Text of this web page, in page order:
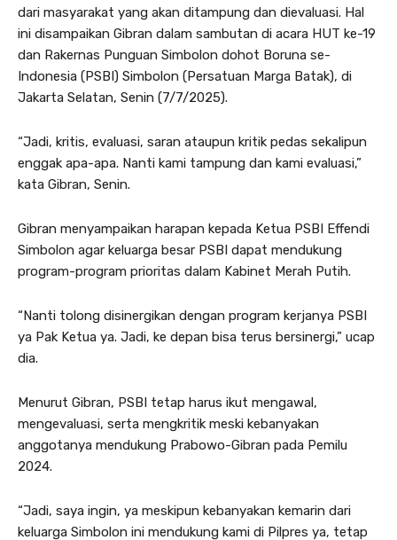
dari masyarakat yang akan ditampung dan dievaluasi. Hal
ini disampaikan Gibran dalam sambutan di acara HUT ke-19
dan Rakernas Punguan Simbolon dohot Boruna se-
Indonesia (PSBI) Simbolon (Persatuan Marga Batak), di
Jakarta Selatan, Senin (7/7/2025).
“Jadi, kritis, evaluasi, saran ataupun kritik pedas sekalipun
enggak apa-apa. Nanti kami tampung dan kami evaluasi,”
kata Gibran, Senin.
Gibran menyampaikan harapan kepada Ketua PSBI Effendi
Simbolon agar keluarga besar PSBI dapat mendukung
program-program prioritas dalam Kabinet Merah Putih.
“Nanti tolong disinergikan dengan program kerjanya PSBI
ya Pak Ketua ya. Jadi, ke depan bisa terus bersinergi,” ucap
dia.
Menurut Gibran, PSBI tetap harus ikut mengawal,
mengevaluasi, serta mengkritik meski kebanyakan
anggotanya mendukung Prabowo-Gibran pada Pemilu
2024.
“Jadi, saya ingin, ya meskipun kebanyakan kemarin dari
keluarga Simbolon ini mendukung kami di Pilpres ya, tetap